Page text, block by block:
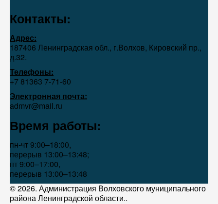
Контакты:
Адрес:
187406 Ленинградская обл., г.Волхов, Кировский пр.,
д.32.
Телефоны:
+7 81363 7‑71-60
Электронная почта:
admvr@mail.ru
Время работы:
пн-чт 9:00–18:00,
перерыв 13:00–13:48;
пт 9:00–17:00,
перерыв 13:00–13:48
© 2026. Администрация Волховского муниципального
района Ленинградской области..